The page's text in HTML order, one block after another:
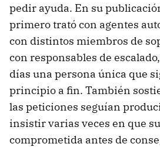
pedir ayuda. En su
primero trató con agentes
con distintos miembros de
con responsables de
días una persona única que
principio a fin. También
las peticiones seguían
insistir varias veces en que
comprometida antes de